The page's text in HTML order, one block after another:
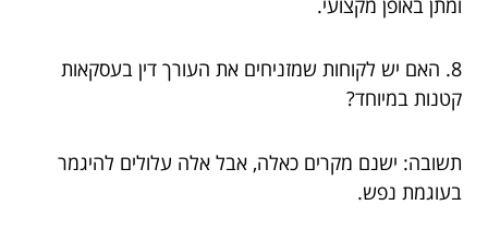
8. האם יש לקוחות שמזניחים את העורך דין בעסקאות
קטנות במיוחד?
תשובה: ישנם מקרים כאלה, אבל אלה עלולים להיגמר
בעוגמת נפש.